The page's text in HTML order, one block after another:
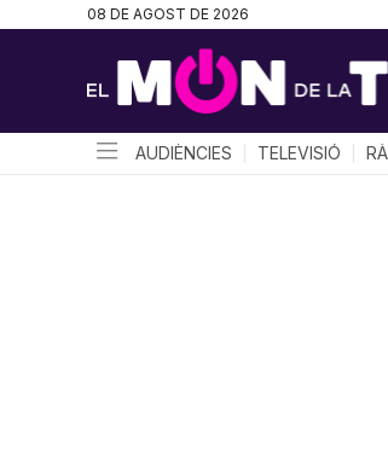
08 DE AGOST DE 2026
AUDIÈNCIES TELEVISIÓ